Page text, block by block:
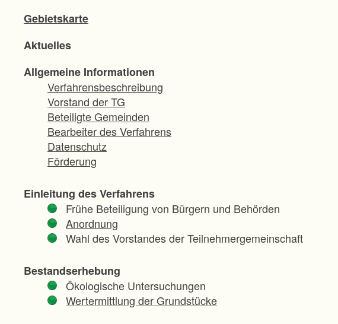
Gebietskarte
Aktuelles
Allgemeine Informationen
Verfahrensbeschreibung
Vorstand der TG
Beteiligte Gemeinden
Bearbeiter des Verfahrens
Datenschutz
Förderung
Einleitung des Verfahrens
Frühe Beteiligung von Bürgern und Behörden
Anordnung
Wahl des Vorstandes der Teilnehmergemeinschaft
Bestandserhebung
Ökologische Untersuchungen
Wertermittlung der Grundstücke